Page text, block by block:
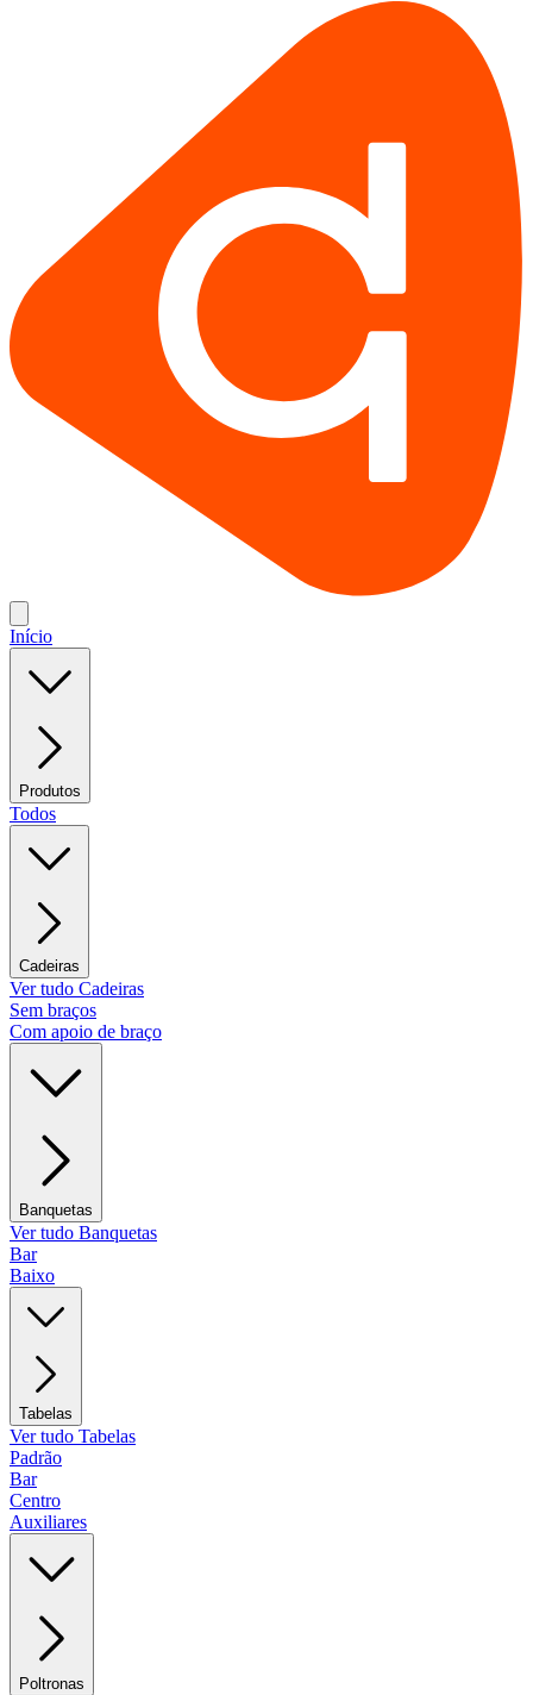
Início
Produtos
Todos
Cadeiras
Ver tudo Cadeiras
Sem braços
Com apoio de braço
Banquetas
Ver tudo Banquetas
Bar
Baixo
Tabelas
Ver tudo Tabelas
Padrão
Bar
Centro
Auxiliares
Poltronas